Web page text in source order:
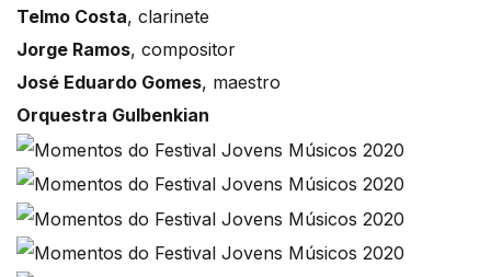
Telmo Costa, clarinete
Jorge Ramos, compositor
José Eduardo Gomes, maestro
Orquestra Gulbenkian